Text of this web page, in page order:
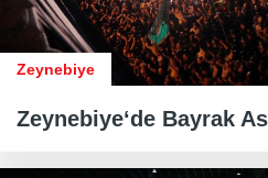
Zeynebiye
Zeynebiye‘de Bayrak